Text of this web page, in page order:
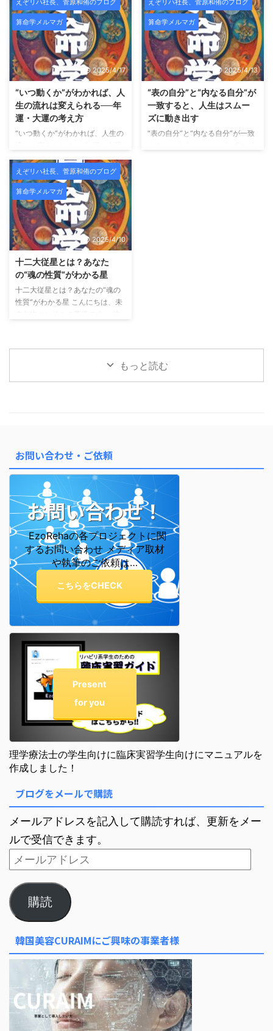
新メニュー導入および施術データ
収集のため、期間限定のモニター
様を募集いたします。 HAYIMは
「一時的な変化ではなく、肌その
ものを変えていくこと」をコンセ
プトにした、結果重視のビューテ
ィーサロンです。 HAYIMビュー
ティサロンとは？ HAYIMビュー
ティサロンは、理学療法士として
身体構造を熟知した代表が監修
し、CURAIMという韓国美容と医
ルケアを提供しています。
肌
...
るようになる。 こういう時、人
は無意識のうちに「自分は正し
い」「自分はうまくやっている」
と思い始めます。 そして不思議
なことに、一番大切だったはずの
声が、聞こえなくなっていく。
師匠の言葉。昔お世話になった人
の助言。厳しくも愛のあるフィー
ドバック。 それらが「うるさい
もの」「古い価値観」「今の自分
には合わないもの」に見え始め
えぞリハ社長、菅原和侑のブログ
算命学メルマガ
2025/4/17
“いつ動くか”がわかれば、人
生の流れは変えられる──年
運・大運の考え方
“いつ動くか”がわかれば、人生の
の考え方 こんにちは、未来占略
コンサルの菅原です。 これまで
のメルマガでは、 「自分の宿
命」や「星の組み合わせ」を通し
て、 “どんな自分か”を知る方法を
お届けしてきました。 今回はそ
こから一歩踏み込み、「いつ動く
か？」という、 人生のタイミン
グの読み方＝運勢のリズムについ
てご紹介します。 運勢には“波”が
ある 算命学では、運の流れを大
きく2つに分けて見ます。 年運
（ねんうん）： 1年ごとのテー
えぞリハ社長、菅原和侑のブログ
算命学メルマガ
2025/4/13
“表の自分”と“内なる自分”が
一致すると、人生はスムー
ズに動き出す
“表の自分”と“内なる自分”が一致
えぞリハ社長、菅原和侑のブログ
算命学メルマガ
2025/4/10
十二大従星とは？あなた
の“魂の性質”がわかる星
十二大従星とは？あなたの“魂の
性質”がわかる星 こんにちは、未
行動パターンが変わるというお話
をしました。 今回はさらに深
表しています。 これが「十二大
従星」です。 この星を知ると、
なぜ自分はこう感じやすいのか ...
もっと読む
お問い合わせ・ご依頼
お問い合わせ！
EzoRehaの各プロジェクトに関
するお問い合わせ メディア取材
や執筆のご依頼は…
こちらをCHECK
Present
for you
理学療法士の学生向けに臨床実習学生向けにマニュアルを
作成しました！
ブログをメールで購読
メールアドレスを記入して購読すれば、更新をメー
ルで受信できます。
購読
韓国美容CURAIMにご興味の事業者様